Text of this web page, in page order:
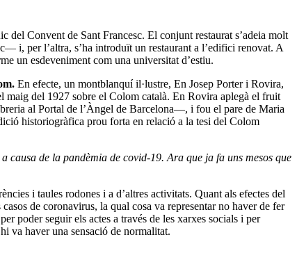
del Convent de Sant Francesc. El conjunt restaurat s’adeia molt
i, per l’altra, s’ha introduït un restaurant a l’edifici renovat. A
un esdeveniment com una universitat d’estiu.
En efecte, un montblanquí il·lustre, En Josep Porter i Rovira,
del 1927 sobre el Colom català. En Rovira aplegà el fruit
al Portal de l’Àngel de Barcelona―, i fou el pare de Maria
historiogràfica prou forta en relació a la tesi del Colom
causa de la pandèmia de covid-19. Ara que ja fa uns mesos que
i taules rodones i a d’altres activitats. Quant als efectes del
de coronavirus, la qual cosa va representar no haver de fer
poder seguir els actes a través de les xarxes socials i per
va haver una sensació de normalitat.